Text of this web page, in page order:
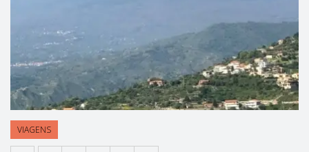
VIAGENS